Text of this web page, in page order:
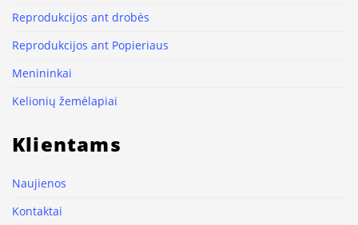
Reprodukcijos ant drobės
Reprodukcijos ant Popieriaus
Menininkai
Kelionių žemėlapiai
Klientams
Naujienos
Kontaktai